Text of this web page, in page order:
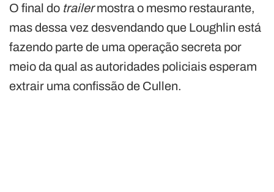
O final do trailermostra o mesmo restaurante,
mas dessa vez desvendando que Loughlin está
fazendo parte de uma operação secreta por
meio da qual as autoridades policiais esperam
extrair uma confissão de Cullen.